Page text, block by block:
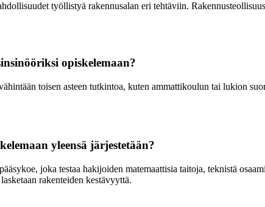
työllistyä rakennusalan eri tehtäviin.
opiskelemaan?
toisen asteen tutkintoa, kuten ammattikoulun tai lukion
yleensä järjestetään?
joka testaa hakijoiden matemaattisia taitoja, teknistä
rakenteiden kestävyyttä.